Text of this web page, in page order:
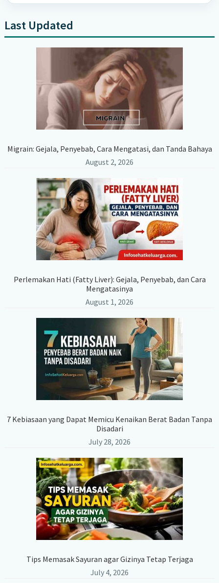
Primary
Sidebar
Last Updated
Migrain: Gejala, Penyebab, Cara Mengatasi, dan Tanda Bahaya
August 2, 2026
Perlemakan Hati (Fatty Liver): Gejala, Penyebab, dan Cara
Mengatasinya
August 1, 2026
7 Kebiasaan yang Dapat Memicu Kenaikan Berat Badan Tanpa
Disadari
July 28, 2026
Tips Memasak Sayuran agar Gizinya Tetap Terjaga
July 4, 2026